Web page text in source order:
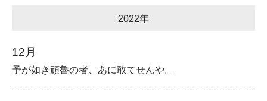
2022年
12月
予が如き頑魯の者、あに敢てせんや。